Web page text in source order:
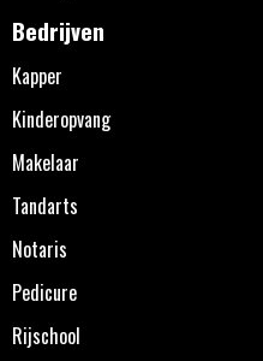
Bedrijven
Kapper
Kinderopvang
Makelaar
Tandarts
Notaris
Pedicure
Rijschool